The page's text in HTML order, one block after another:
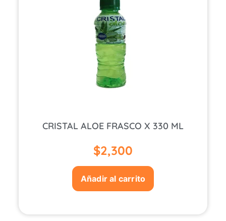
CRISTAL ALOE FRASCO X 330 ML
$2,300
Añadir al carrito